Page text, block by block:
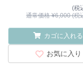
(税
通常価格 ¥6,000 (税
カゴに入れる
お気に入り